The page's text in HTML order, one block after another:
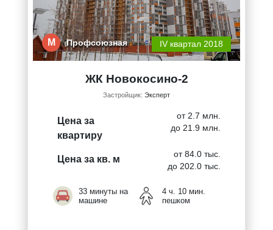
М Профсоюзная IV квартал 2018
ЖК Новокосино-2
Застройщик: Эксперт
Цена за
квартиру
от 2.7 млн.
до 21.9 млн.
Цена за кв. м
от 84.0 тыс.
до 202.0 тыс.
33 минуты на
машине
4 ч. 10 мин.
пешком